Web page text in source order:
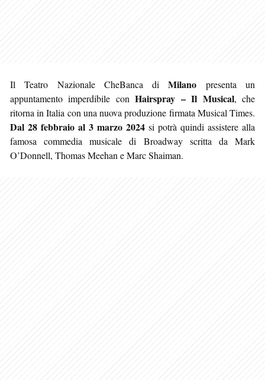
Il Teatro Nazionale CheBanca diMilano presenta un
appuntamento imperdibile conHairspray – Il Musical, che
ritorna in Italia con una nuova produzione firmata Musical Times.
Dal 28 febbraio al 3 marzo 2024 si potrà quindi assistere alla
famosa commedia musicale di Broadway scritta da Mark
O’Donnell, Thomas Meehan e Marc Shaiman.